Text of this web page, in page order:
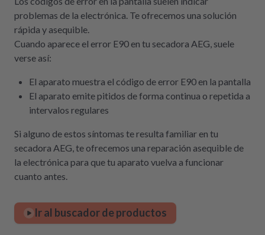
problemas de la electrónica. Te ofrecemos una solución
rápida y asequible.
Cuando aparece el error E90 en tu secadora AEG, suele
verse así:
El aparato muestra el código de error E90 en la pantalla
El aparato emite pitidos de forma continua o repetida a
intervalos regulares
Si alguno de estos síntomas te resulta familiar en tu
secadora AEG, te ofrecemos una reparación asequible de
la electrónica para que tu aparato vuelva a funcionar
cuanto antes.
Ir al buscador de productos